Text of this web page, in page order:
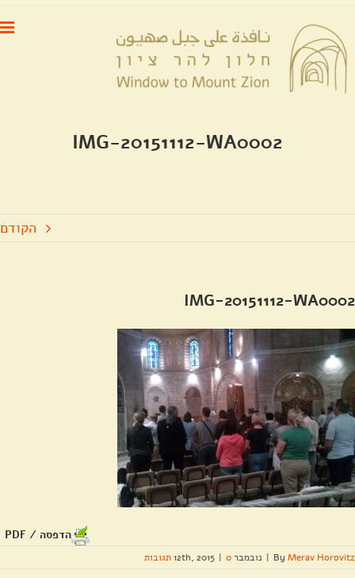
דלג
לתוכן
IMG-20151112-WA0002
הקודם
IMG-20151112-WA0002
הדפסה / PDF
By Merav Horovitz
| נובמבר 12th, 2015 | 0 תגובות